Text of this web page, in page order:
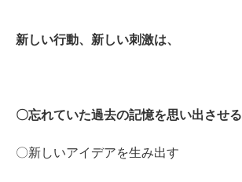
新しい行動、新しい刺激は、
〇忘れていた過去の記憶を思い出させる
〇新しいアイデアを生み出す